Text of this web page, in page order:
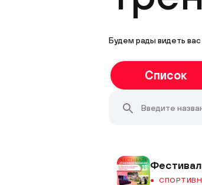
Будем рады видеть
Список